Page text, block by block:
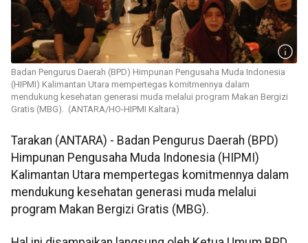
Badan Pengurus Daerah (BPD) Himpunan Pengusaha Muda Indonesia
(HIPMI) Kalimantan Utara mempertegas komitmennya dalam
mendukung kesehatan generasi muda melalui program Makan Bergizi
Gratis (MBG). (ANTARA/HO-HIPMI Kaltara)
Tarakan (ANTARA) - Badan Pengurus Daerah (BPD)
Himpunan Pengusaha Muda Indonesia (HIPMI)
Kalimantan Utara mempertegas komitmennya dalam
mendukung kesehatan generasi muda melalui
program Makan Bergizi Gratis (MBG).